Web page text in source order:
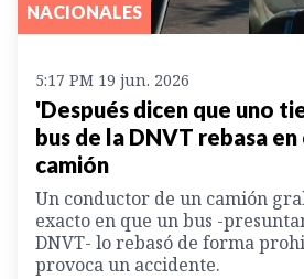
NACIONALES
5:17 PM 19 jun. 2026
'Después dicen que uno
bus de la DNVT rebasa
camión
Un conductor de un camión
exacto en que un bus -
DNVT- lo rebasó de forma
provoca un accidente.